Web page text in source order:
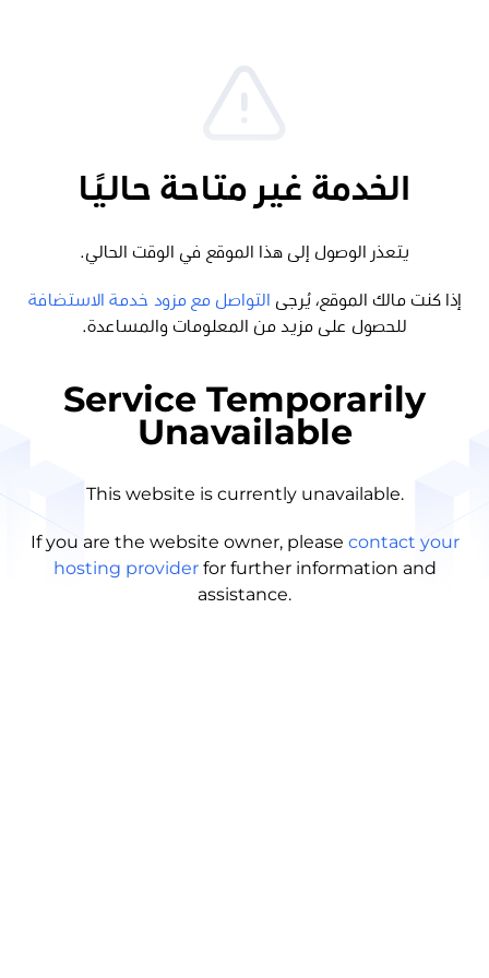
الخدمة غير متاحة حاليًا
يتعذر الوصول إلى هذا الموقع في الوقت الحالي.
إذا كنت مالك الموقع، يُرجى
التواصل مع مزود خدمة الاستضافة
للحصول على مزيد من المعلومات والمساعدة.
Service Temporarily
Unavailable
This website is currently unavailable.
If you are the website owner, please contact your
hosting provider for further information and
assistance.